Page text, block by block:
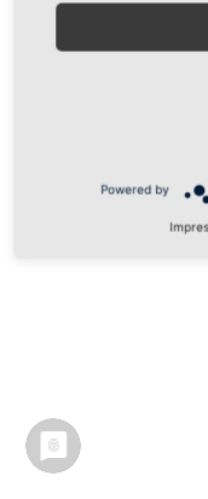
Powered by